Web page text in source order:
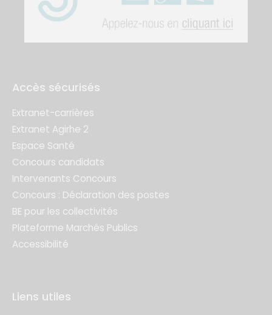
Accès sécurisés
Extranet-carrières
Extranet Agirhe 2
Espace Santé
Concours candidats
Intervenants Concours
Concours : Déclaration des postes
BE pour les collectivités
Plateforme Marchés Publics
Accessibilité
Liens utiles